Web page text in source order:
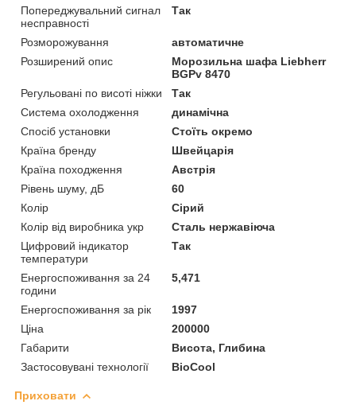
Попереджувальний сигнал
несправності
Так
Розморожування
автоматичне
Розширений опис
Морозильна шафа Liebherr
BGPv 8470
Регульовані по висоті ніжки
Так
Система охолодження
динамічна
Спосіб установки
Стоїть окремо
Країна бренду
Швейцарія
Країна походження
Австрія
Рівень шуму, дБ
60
Колір
Сірий
Колір від виробника укр
Сталь нержавіюча
Цифровий індикатор
температури
Так
Енергоспоживання за 24
години
5,471
Енергоспоживання за рік
1997
Ціна
200000
Габарити
Висота, Глибина
Застосовувані технології
BioCool
Приховати